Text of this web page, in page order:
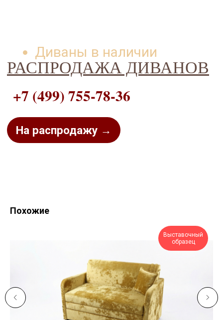
РАСПРОДАЖА ДИВАНОВ
На распродажу →
+7 (499) 755-78-36
Похожие
Выставочный
образец